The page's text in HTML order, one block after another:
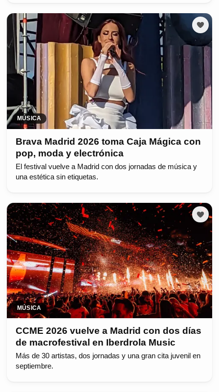
MÚSICA
Brava Madrid 2026 toma Caja Mágica con
pop, moda y electrónica
El festival vuelve a Madrid con dos jornadas de música y
una estética sin etiquetas.
MÚSICA
CCME 2026 vuelve a Madrid con dos días
de macrofestival en Iberdrola Music
Más de 30 artistas, dos jornadas y una gran cita juvenil en
septiembre.